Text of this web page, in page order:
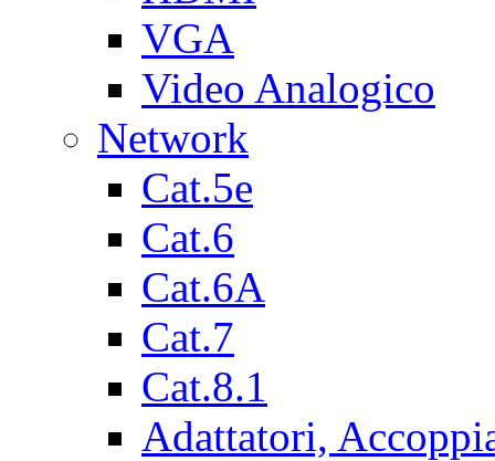
VGA
Video Analogico
Network
Cat.5e
Cat.6
Cat.6A
Cat.7
Cat.8.1
Adattatori,